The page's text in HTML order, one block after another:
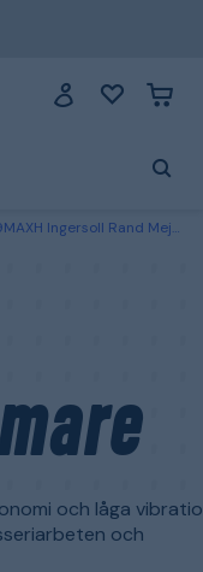
Ingersoll Rand Mejselhammare
och låga
och